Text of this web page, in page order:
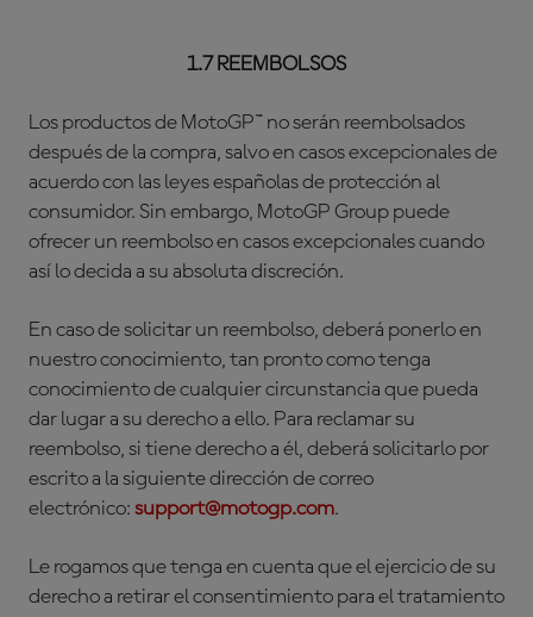
1.7 REEMBOLSOS
Los productos de MotoGP™ no serán reembolsados
después de la compra, salvo en casos excepcionales de
acuerdo con las leyes españolas de protección al
consumidor. Sin embargo, MotoGP Group puede
ofrecer un reembolso en casos excepcionales cuando
así lo decida a su absoluta discreción.
En caso de solicitar un reembolso, deberá ponerlo en
nuestro conocimiento, tan pronto como tenga
conocimiento de cualquier circunstancia que pueda
dar lugar a su derecho a ello. Para reclamar su
reembolso, si tiene derecho a él, deberá solicitarlo por
escrito a la siguiente dirección de correo
electrónico: support@motogp.com.
Le rogamos que tenga en cuenta que el ejercicio de su
derecho a retirar el consentimiento para el tratamiento